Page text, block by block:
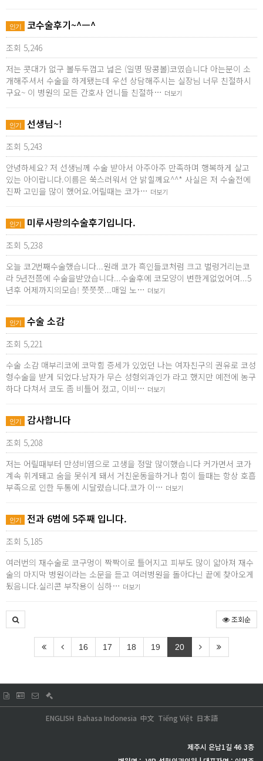
인기 코수술후기~^ㅡ^
조회 5,246
저는 콧대가 없구 볼두두껍고 넓은 (일명 땅콩볼)코였습니다 아는분이 소
개해주셔서 수술을 하게됐는데 우선 상담해주시는 실장님 너무 친절하시
구요~ 이 병원의 모든 간호사 언니들 친절하… 더보기
인기 선생님~!
조회 5,243
안녕하세요? 저 선생님께 수술 받아서 아주아주 만족하며 행복하게 살고
있는 아이랍니다.이름은 쑥스러워서 안 밝힐께요^^* 사실은 저 수술전에
진짜 고민을 많이 했어요.어릴때는 코가… 더보기
인기 미루사랑의수술후기입니다.
조회 5,238
오늘 코2번째수술했습니다...원래 코가 흑인들코처럼 크고 벌렁거리는코
라 5년전쯤에 수술을받았습니다...수술후에 코모양이 변한게없었어여...5
년후 어제까지의모습! 쯧쯧쯧...매일 노… 더보기
인기 수술 소감
조회 5,221
수술 소감 매부리코에 코막힘 증세가 있었던 나는 여자친구의 권유로 코성
형수술을 받게 되었다.남자가 무슨 성형외과인가 라고 했지만 예전에 농구
하다 다쳐서 코도 좀 비틀어 졌고, 이비… 더보기
인기 감사합니다
조회 5,208
저는 어릴때부터 만성비염으로 고생을 정말 많이했습니다 커가면서 코가
계속 휘게돼고 숨을 못쉬게 돼서 거친운동을하거나 힘이 들때는 항상 호흡
부족으로 인한 두통에 시달렸습니다.코가 이… 더보기
인기 전과 6범에 5주째 입니다.
조회 5,185
여러번의 재수술로 코구멍이 짝짝이로 틀어지고 피부도 많이 얇아져 재수
술의 마지막 병원이라는 소문을 듣고 여러병원을 돌아다닌 끝에 찾아오게
됬음니다.실리콘 부작용이 심하… 더보기
조회순
16 17 18 19 20
日本語
Tiếng Việt
中文
Bahasa Indonesia
ENGLISH
제주시 은남1길 46 3층